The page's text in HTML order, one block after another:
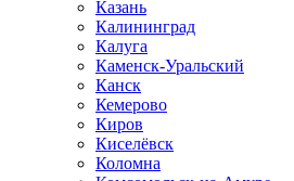
Казань
Калининград
Калуга
Каменск-Уральский
Канск
Кемерово
Киров
Киселёвск
Коломна